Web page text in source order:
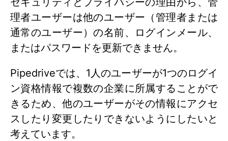
理者ユーザーは他のユーザー（管理者または
通常のユーザー）の名前、ログインメール、
またはパスワードを更新できません。
Pipedriveでは、1人のユーザーが1つのログイ
ン資格情報で複数の企業に所属することがで
きるため、他のユーザーがその情報にアクセ
スしたり変更したりできないようにしたいと
考えています。